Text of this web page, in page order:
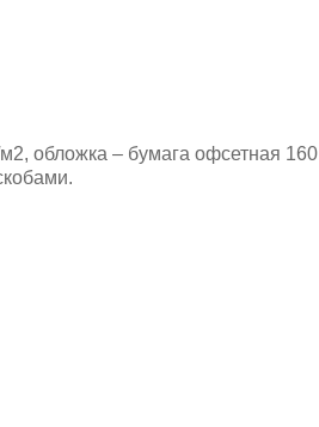
обложка – бумага офсетная 160